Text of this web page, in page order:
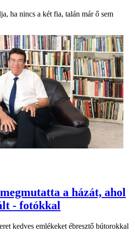
ha nincs a két fia, talán már ő sem
a házát, ahol
- fotókkal
kedves emlékeket ébresztő bútorokkal